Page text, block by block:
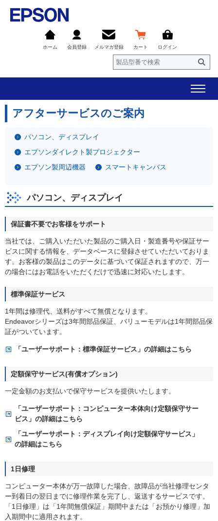
ホーム 会員登録 メルマガ登録 カート ログイン
アフターサービスのご案内
パソコン、ディスプレイ
エプソンダイレクト製プロジェクター
エプソン製周辺機器
スマートキャンバス
パソコン、ディスプレイ
保証書不要でお客様をサポート
当社では、ご購入いただいた製品のご購入日・製造番号や保証サー
ビスに関する情報を、データベースに登録させていただいておりま
す。お客様の製品はこのデータに基づいて保証されますので、万一
の場合にはお電話をいただくだけで迅速に対応いたします。
標準保証サービス
1年間は修理代、送料がすべて無償となります。
Endeavorシリーズは3年間部品保証、バリューモデルは1年間部品保
証がついています。
「ユーザーサポート：標準保証サービス」の詳細はこちら
定額保守サービス(有償オプション)
一定金額のお支払いで保守サービスを提供いたします。
「ユーザーサポート：コンピューター本体向け定額保守サー
ビス」の詳細はこちら
「ユーザーサポート：ディスプレイ向け定額保守サービス」
の詳細はこちら
1日修理
コンピューター本体が万一故障した場合、故障品が当社修理センタ
ー到着日の翌日までに修理作業を完了し、返送するサービスです。
「1日修理」は「1年間無償保証」期間中または「お預かり修理」加
入期間中に適用されます。